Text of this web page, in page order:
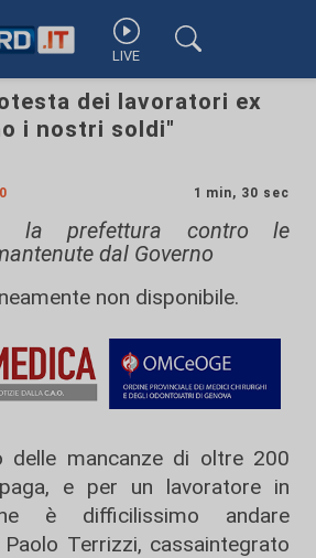
LIVE
dei lavoratori ex
i nostri soldi"
1 min, 30 sec
la prefettura contro le
dal Governo
non disponibile.
delle mancanze di oltre 200
e per un lavoratore in
è difficilissimo andare
Terrizzi, cassaintegrato